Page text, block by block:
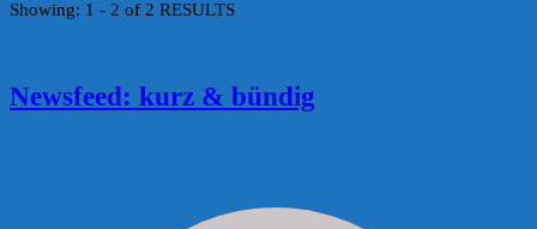
Showing: 1 - 2 of 2 RESULTS
Newsfeed: kurz & bündig